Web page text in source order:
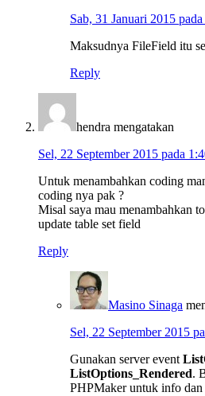
Sab, 31 Januari 2015
Maksudnya FileField itu
Reply
hendra mengatakan
Sel, 22 September 2015 pada
Untuk menambahkan coding
coding nya pak ?
Misal saya mau menambahkan
update table set field
Reply
Masino Sinaga
Sel, 22 September 2015
Gunakan server event
ListOptions_Rendered.
PHPMaker untuk info